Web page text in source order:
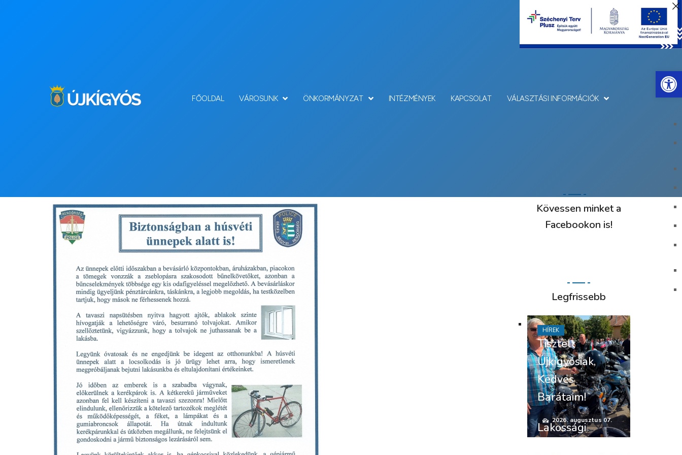
FŐOLDAL VÁROSUNK ÖNKORMÁNYZAT INTÉZMÉNYEK KAPCSOLAT VÁLASZTÁSI INFORMÁCIÓK
Kövessen minket a
Facebookon is!
Legfrissebb
Tisztelt
Újkígyósiak,
Kedves
Barátaim!
2026. augusztus 07.
HÍREK
Lakossági